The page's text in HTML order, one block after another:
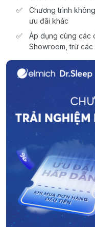
Chương trình
ưu đãi khác
Áp dụng cùng các
Showroom, trừ